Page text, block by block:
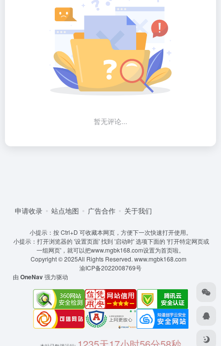
暂无评论...
申请收录 站点地图 广告合作 关于我们
小提示：按 Ctrl+D 可收藏本网页，方便下一次快速打开使用。
小提示：打开浏览器的 '设置页面' 找到 '启动时' 选项下面的 '打开特定网页或
一组网页'，就可以把www.mgbk168.com设置为首页啦。
Copyright © 2025All Rights Reserved. www.mgbk168.com
渝ICP备2022008769号
由 OneNav强力驱动